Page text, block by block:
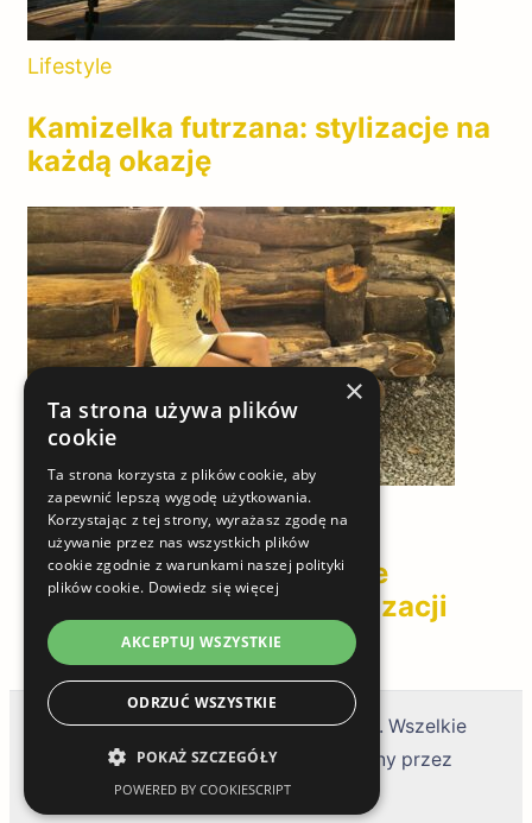
Lifestyle
Kamizelka futrzana: stylizacje na
każdą okazję
Lifestyle
Jaki kolor sukienki pasuje
blondynce: poradnik stylizacji
© prawa autorskie 2026callofbeauty.pl . Wszelkie
prawa zastrzeżone.Coachify | Stworzony przez
. Wspierany przezWordPress
×
Ta strona używa plików
cookie
Ta strona korzysta z plików cookie, aby
zapewnić lepszą wygodę użytkowania.
Korzystając z tej strony, wyrażasz zgodę na
używanie przez nas wszystkich plików
cookie zgodnie z warunkami naszej polityki
plików cookie. Dowiedz się więcej
AKCEPTUJ WSZYSTKIE
ODRZUĆ WSZYSTKIE
POKAŻ SZCZEGÓŁY
POWERED BY COOKIESCRIPT